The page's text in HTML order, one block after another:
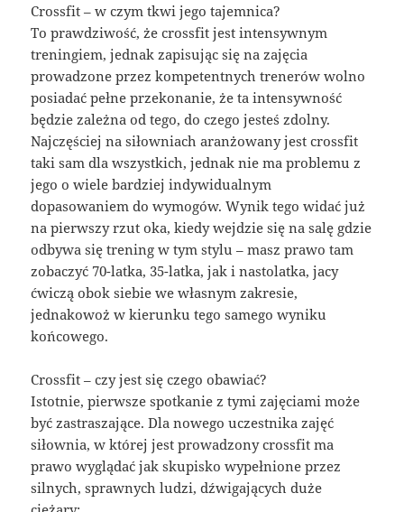
Crossfit – w czym tkwi jego tajemnica?
To prawdziwość, że crossfit jest intensywnym
treningiem, jednak zapisując się na zajęcia
prowadzone przez kompetentnych trenerów wolno
posiadać pełne przekonanie, że ta intensywność
będzie zależna od tego, do czego jesteś zdolny.
Najczęściej na siłowniach aranżowany jest crossfit
taki sam dla wszystkich, jednak nie ma problemu z
jego o wiele bardziej indywidualnym
dopasowaniem do wymogów. Wynik tego widać już
na pierwszy rzut oka, kiedy wejdzie się na salę gdzie
odbywa się trening w tym stylu – masz prawo tam
zobaczyć 70-latka, 35-latka, jak i nastolatka, jacy
ćwiczą obok siebie we własnym zakresie,
jednakowoż w kierunku tego samego wyniku
końcowego.
Crossfit – czy jest się czego obawiać?
Istotnie, pierwsze spotkanie z tymi zajęciami może
być zastraszające. Dla nowego uczestnika zajęć
siłownia, w której jest prowadzony crossfit ma
prawo wyglądać jak skupisko wypełnione przez
silnych, sprawnych ludzi, dźwigających duże